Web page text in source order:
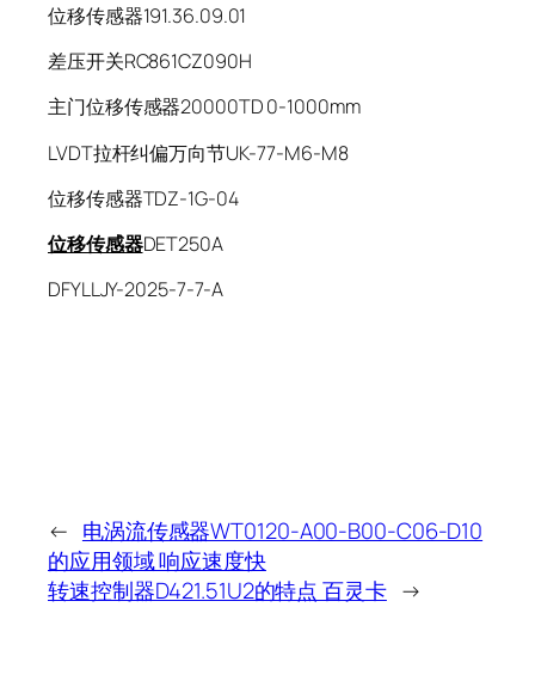
位移传感器191.36.09.01
差压开关RC861CZ090H
主门位移传感器20000TD 0-1000mm
LVDT拉杆纠偏万向节UK-77-M6-M8
位移传感器TDZ-1G-04
位移传感器DET250A
DFYLLJY-2025-7-7-A
← 电涡流传感器WT0120-A00-B00-C06-D10
的应用领域 响应速度快
转速控制器D421.51U2的特点 百灵卡 →